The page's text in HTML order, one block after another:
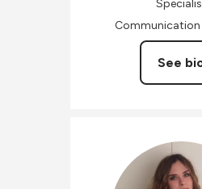
Communication
See